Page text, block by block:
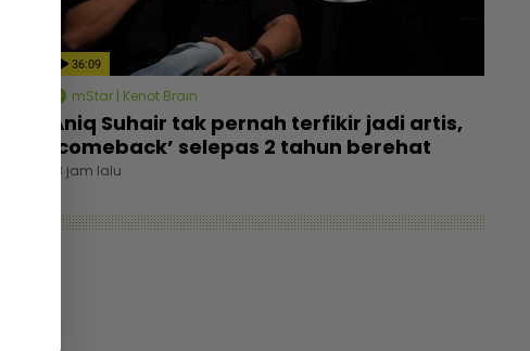
36:09
mStar | Kenot Brain
Aniq Suhair tak pernah terfikir jadi artis,
‘comeback’ selepas 2 tahun berehat
18 jam lalu